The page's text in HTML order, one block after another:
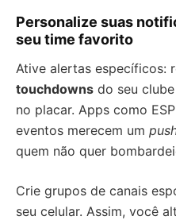
Personalize suas
seu time favorito
Ative alertas específicos:
touchdowns do seu
no placar. Apps como
eventos merecem um
quem não quer
Crie grupos de canais
seu celular. Assim, você